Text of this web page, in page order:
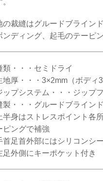
の裁縫はグルードブライン
ンディング、起毛のテーピ
類・・・セミドライ
地厚・・・3×2mm（ボディ
ップシステム・・・ジップ
製・・・グルードブライン
半身はストレスポイント各
ピングで補強
首足首外部にはシリコンシ
足外側にキーポケット付き